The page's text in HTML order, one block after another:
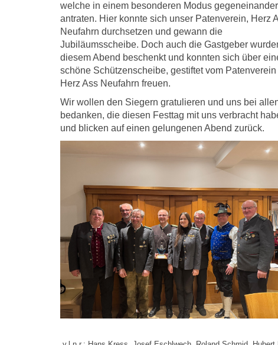
welche in einem besonderen Modus gegeneinander
antraten. Hier konnte sich unser Patenverein, Herz
Neufahrn durchsetzen und gewann die
Jubiläumsscheibe. Doch auch die Gastgeber
diesem Abend beschenkt und konnten sich über
schöne Schützenscheibe, gestiftet vom Patenverein
Herz Ass Neufahrn freuen.
Wir wollen den Siegern gratulieren und uns bei
bedanken, die diesen Festtag mit uns verbracht
und blicken auf einen gelungenen Abend zurück.